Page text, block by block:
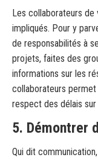
Les collaborateurs
impliqués. Pour y
de responsabilités à
projets, faites des
informations sur les
collaborateurs permet
respect des délais
5. Démontrer
Qui dit